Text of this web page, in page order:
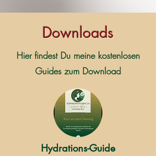
Downloads
Hier findest Du meine kostenlosen
Guides zum Download
Hydrations-Guide